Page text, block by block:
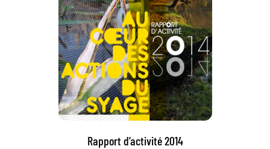
Rapport d’activité 2014